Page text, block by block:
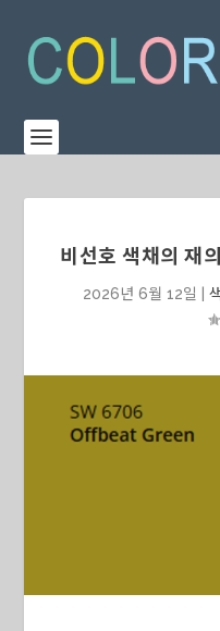
비선호 색채의 재
2026년 6월 12일